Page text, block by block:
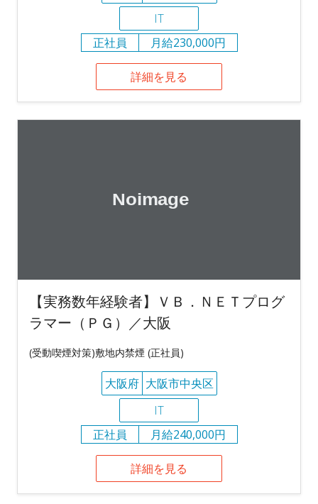
IT
正社員
月給230,000円
詳細を見る
【実務数年経験者】ＶＢ．ＮＥＴプログ
ラマー（ＰＧ）／大阪
(受動喫煙対策)敷地内禁煙 (正社員)
大阪府 大阪市中央区
IT
正社員
月給240,000円
詳細を見る